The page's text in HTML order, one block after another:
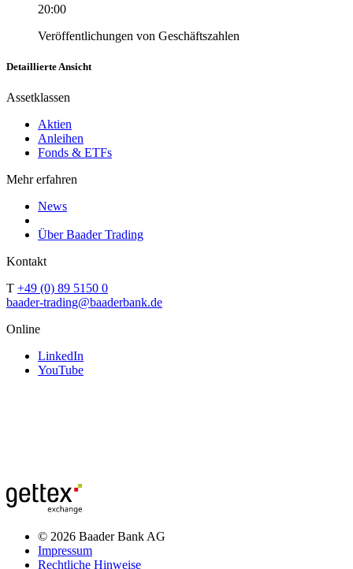
20:00
Veröffentlichungen von Geschäftszahlen
Detaillierte Ansicht
Assetklassen
Aktien
Anleihen
Fonds & ETFs
Mehr erfahren
News
Über Baader Trading
Kontakt
T +49 (0) 89 5150 0
baader-trading@baaderbank.de
Online
LinkedIn
YouTube
© 2026 Baader Bank AG
Impressum
Rechtliche Hinweise